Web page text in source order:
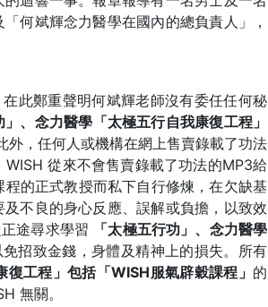
何斌輝念力醫學在國內的總負責人」，
此鄭重聲明何斌輝老師沒有委任任何秘
」、念力醫學「太極五行自我康復工程」
外，任何人或機構在網上售賣錄載了功法
從來不會售賣錄載了功法的MP3給
的正式教授而私下自行修煉，在欠缺基
不良的身心反應、誤解或負擔，以致效
途尋求學習
「太極五行功」、念力醫學
免招致金錢，身體及精神上的損失。所有
復工程」包括「WISH服氣辟穀課程」 的
無關。